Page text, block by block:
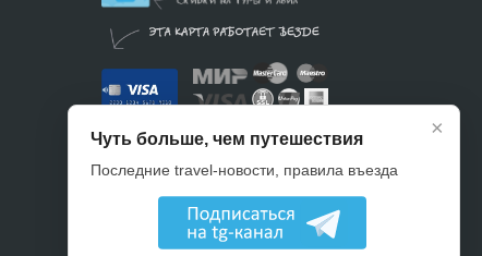
×
Чуть больше, чем путешествия
Последние travel-новости, правила въезда